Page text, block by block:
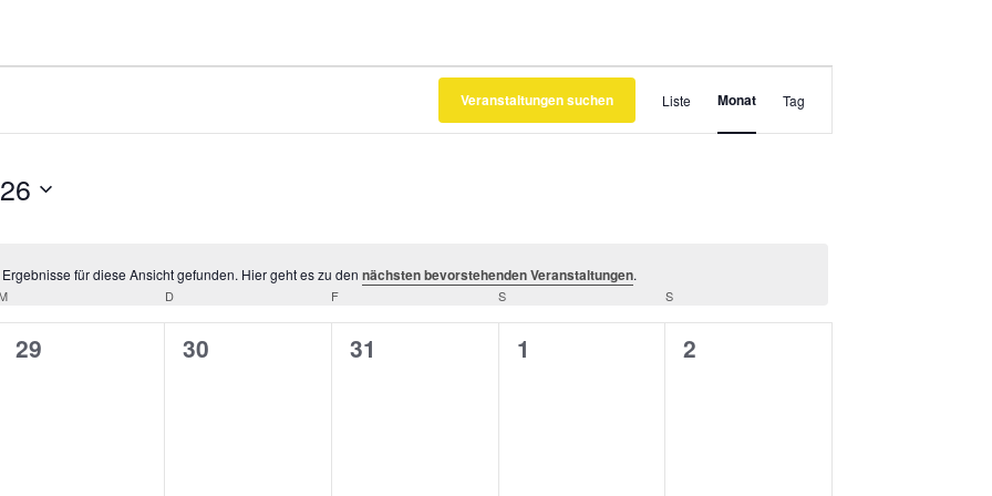
Hinweis
für diese Ansicht gefunden. Hier geht es zu den nächsten bevorstehenden Veranstaltungen.
Veranstaltungen suchen Veranstaltung
Ansichten-
Navigation
Liste Monat Tag
MITTWOCH DDONNERSTAG F S S
0
29
0
30
0
31
0
1
0
2